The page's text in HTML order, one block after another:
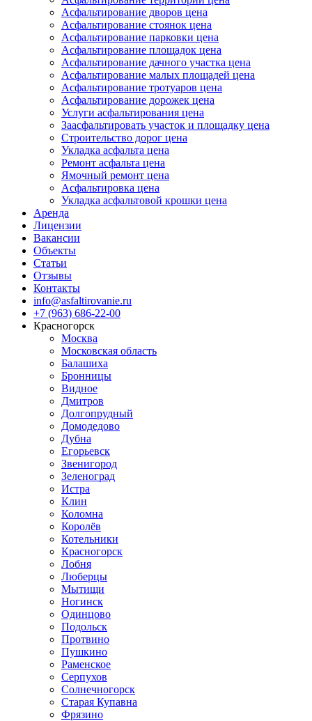
Асфальтирование дворов цена
Асфальтирование стоянок цена
Асфальтирование парковки цена
Асфальтирование площадок цена
Асфальтирование дачного участка цена
Асфальтирование малых площадей цена
Асфальтирование тротуаров цена
Асфальтирование дорожек цена
Услуги асфальтирования цена
Заасфальтировать участок и площадку цена
Строительство дорог цена
Укладка асфальта цена
Ремонт асфальта цена
Ямочный ремонт цена
Асфальтировка цена
Укладка асфальтовой крошки цена
Аренда
Лицензии
Вакансии
Объекты
Статьи
Отзывы
Контакты
info@asfaltirovanie.ru
+7 (963) 686-22-00
Красногорск
Москва
Московская область
Балашиха
Бронницы
Видное
Дмитров
Долгопрудный
Домодедово
Дубна
Егорьевск
Звенигород
Зеленоград
Истра
Клин
Коломна
Королёв
Котельники
Красногорск
Лобня
Люберцы
Мытищи
Ногинск
Одинцово
Подольск
Протвино
Пушкино
Раменское
Серпухов
Солнечногорск
Старая Купавна
Фрязино